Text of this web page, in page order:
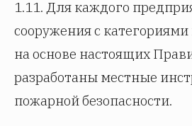
1.11. Для каждого
сооружения с
на основе настоящих
разработаны местные
пожарной безопасности.